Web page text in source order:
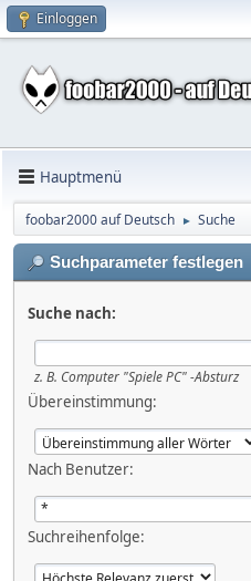
Einloggen
Hauptmenü
foobar2000 auf Deutsch ► Suche
Suchparameter festlegen
Suche nach:
z. B. Computer "Spiele PC" -Absturz
Übereinstimmung:
Nach Benutzer:
Suchreihenfolge: